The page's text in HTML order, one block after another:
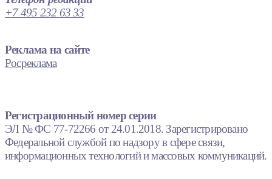
+7 495 232 63 33
Реклама на сайте
Росреклама
Регистрационный номер серии
ЭЛ № ФС 77-72266 от 24.01.2018. Зарегистрировано
Федеральной службой по надзору в сфере связи,
информационных технологий и массовых коммуникаций.